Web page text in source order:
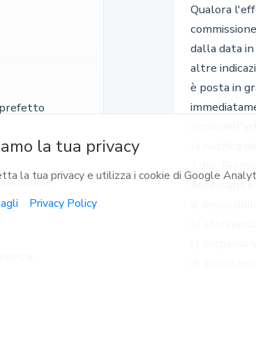
la tua privacy
la tua privacy e utilizza i cookie di Google
Privacy Policy